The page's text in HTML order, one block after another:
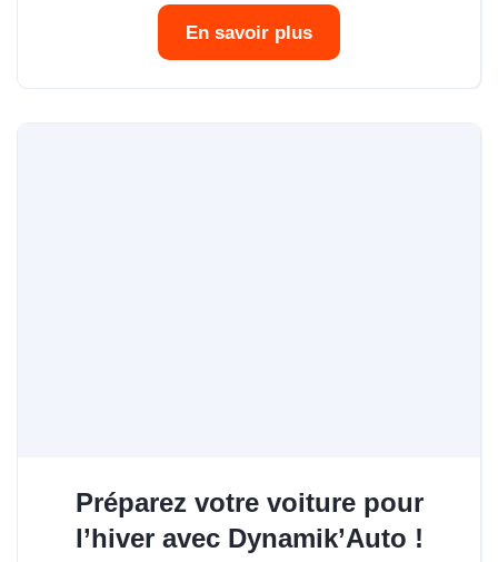
En savoir plus
Préparez votre voiture pour
l’hiver avec Dynamik’Auto !